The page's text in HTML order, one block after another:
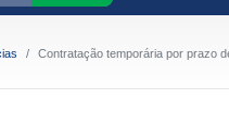
Contratação temporária por prazo